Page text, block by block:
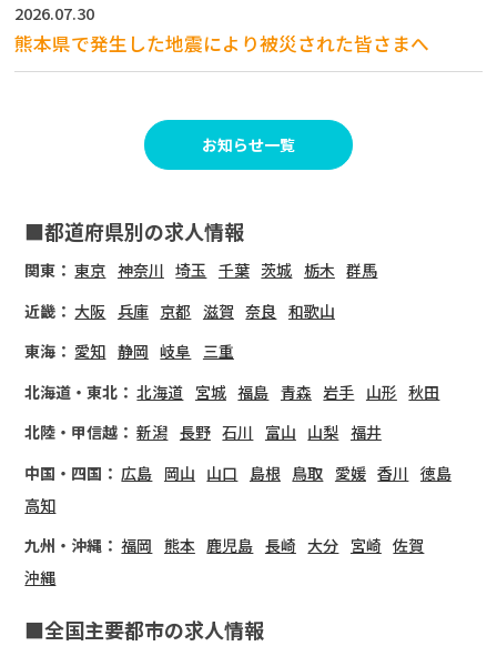
2026.07.30
熊本県で発生した地震により被災された皆さまへ
お知らせ一覧
■都道府県別の求人情報
関東： 東京 神奈川 埼玉 千葉 茨城 栃木 群馬
近畿： 大阪 兵庫 京都 滋賀 奈良 和歌山
東海： 愛知 静岡 岐阜
三重
北海道・東北： 北海道 宮城 福島 青森 岩手 山形 秋田
北陸・甲信越： 新潟 長野 石川 富山 山梨 福井
中国・四国： 広島 岡山 山口 島根 鳥取 愛媛 香川 徳島
高知
九州・沖縄： 福岡 熊本 鹿児島 長崎 大分 宮崎 佐賀
沖縄
■全国主要都市の求人情報